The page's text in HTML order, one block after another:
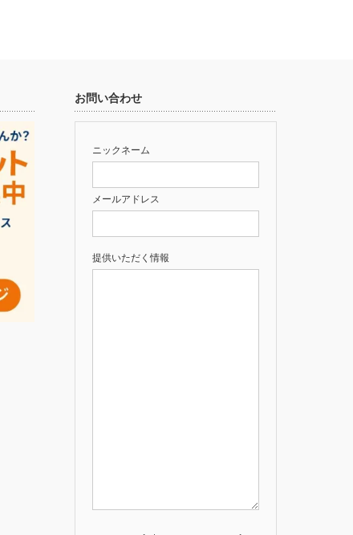
お問い合わせ
ニックネーム
メールアドレス
提供いただく情報